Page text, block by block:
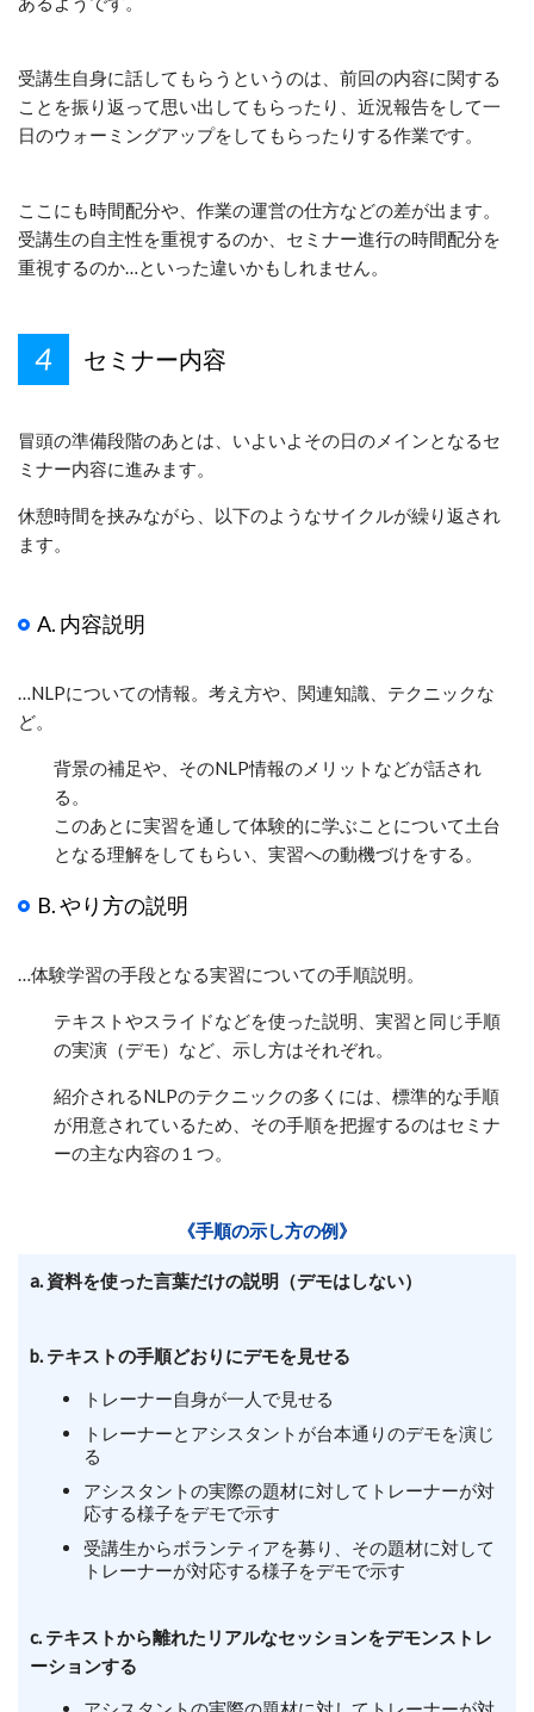
受講生自身に話してもらうというのは、前回の内容に関する
ことを振り返って思い出してもらったり、近況報告をして一
日のウォーミングアップをしてもらったりする作業です。
ここにも時間配分や、作業の運営の仕方などの差が出ます。
受講生の自主性を重視するのか、セミナー進行の時間配分を
重視するのか…といった違いかもしれません。
セミナー内容
冒頭の準備段階のあとは、いよいよその日のメインとなるセ
ミナー内容に進みます。
休憩時間を挟みながら、以下のようなサイクルが繰り返され
ます。
A. 内容説明
…NLPについての情報。考え方や、関連知識、テクニックな
ど。
背景の補足や、そのNLP情報のメリットなどが話され
る。
このあとに実習を通して体験的に学ぶことについて土台
となる理解をしてもらい、実習への動機づけをする。
B. やり方の説明
…体験学習の手段となる実習についての手順説明。
テキストやスライドなどを使った説明、実習と同じ手順
の実演（デモ）など、示し方はそれぞれ。
紹介されるNLPのテクニックの多くには、標準的な手順
が用意されているため、その手順を把握するのはセミナ
ーの主な内容の１つ。
《手順の示し方の例》
a. 資料を使った言葉だけの説明（デモはしない）
b. テキストの手順どおりにデモを見せる
トレーナー自身が一人で見せる
トレーナーとアシスタントが台本通りのデモを演じ
る
アシスタントの実際の題材に対してトレーナーが対
応する様子をデモで示す
受講生からボランティアを募り、その題材に対して
トレーナーが対応する様子をデモで示す
c. テキストから離れたリアルなセッションをデモンストレ
ーションする